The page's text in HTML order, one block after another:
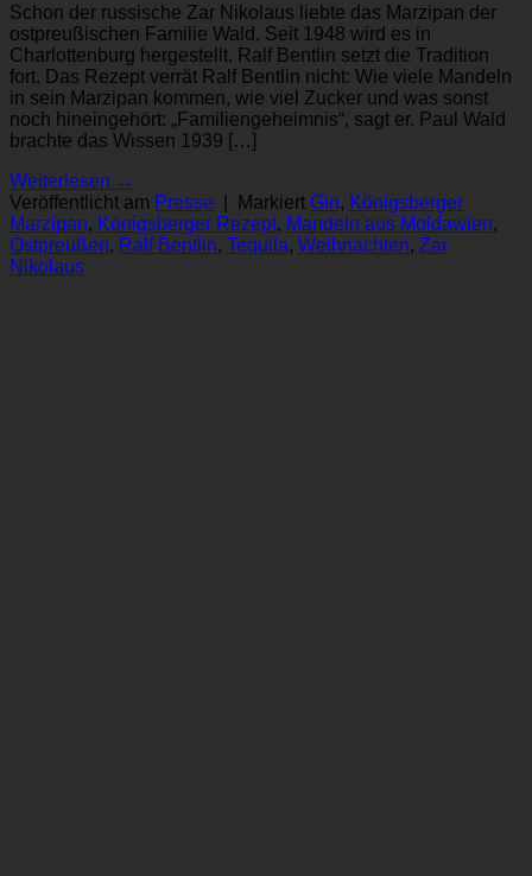
Schon der russische Zar Nikolaus liebte das Marzipan der
ostpreußischen Familie Wald. Seit 1948 wird es in
Charlottenburg hergestellt. Ralf Bentlin setzt die Tradition
fort. Das Rezept verrät Ralf Bentlin nicht: Wie viele Mandeln
in sein Marzipan kommen, wie viel Zucker und was sonst
noch hineingehört: „Familiengeheimnis“, sagt er. Paul Wald
brachte das Wissen 1939 […]
Weiterlesen →
Veröffentlicht am Presse Markiert Gin, Königsberger
Marzipan, Königsberger Rezept, Mandeln aus Moldawien,
Ostpreußen, Ralf Bentlin, Tequila, Weihnachten, Zar
Nikolaus